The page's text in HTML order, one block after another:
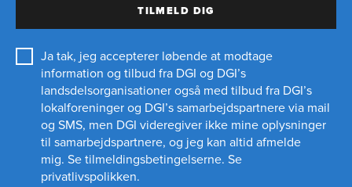
TILMELD DIG
Ja tak, jeg accepterer løbende at modtage
information og tilbud fra DGI og DGI’s
landsdelsorganisationer også med tilbud fra DGI’s
lokalforeninger og DGI’s samarbejdspartnere via mail
og SMS, men DGI videregiver ikke mine oplysninger
til samarbejdspartnere, og jeg kan altid afmelde
mig. Se tilmeldingsbetingelserne. Se
privatlivspolikken.